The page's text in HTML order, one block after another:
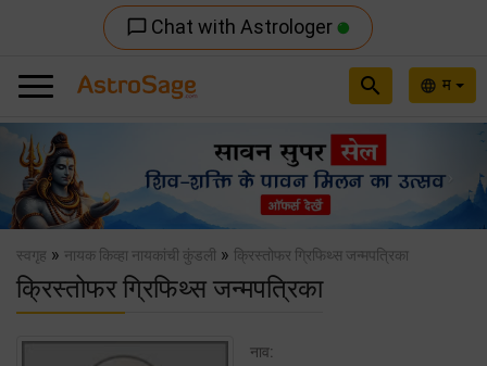
chat_bubble_outline Chat with Astrologer
language म
search
Previous
स्वगृह » नायक किव्हा नायकांची कुंडली » क्रिस्तोफर ग्रिफिथ्स जन्मपत्रिका
क्रिस्तोफर ग्रिफिथ्स जन्मपत्रिका
नाव: